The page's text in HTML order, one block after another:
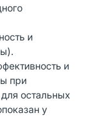
и
и
при
остальных
у